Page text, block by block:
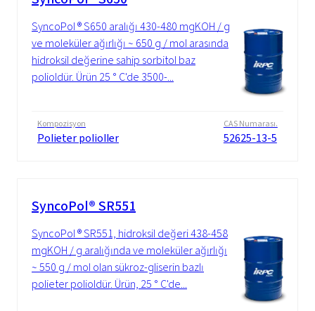
SyncoPol ® S650 aralığı 430-480 mgKOH / g
ve moleküler ağırlığı ~ 650 g / mol arasında
hidroksil değerine sahip sorbitol baz
polioldür. Ürün 25 ° C'de 3500-...
Kompozisyon
Polieter polioller
CAS Numarası.
52625-13-5
SyncoPol® SR551
SyncoPol ® SR551, hidroksil değeri 438-458
mgKOH / g aralığında ve moleküler ağırlığı
~ 550 g / mol olan sükroz-gliserin bazlı
polieter polioldür. Ürün, 25 ° C'de...